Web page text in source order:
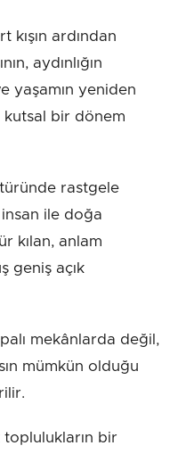
kışın ardından
aydınlığın
yaşamın yeniden
kutsal bir dönem
rastgele
insan ile doğa
kılan, anlam
geniş açık
mekânlarda değil,
mümkün olduğu
toplulukların bir